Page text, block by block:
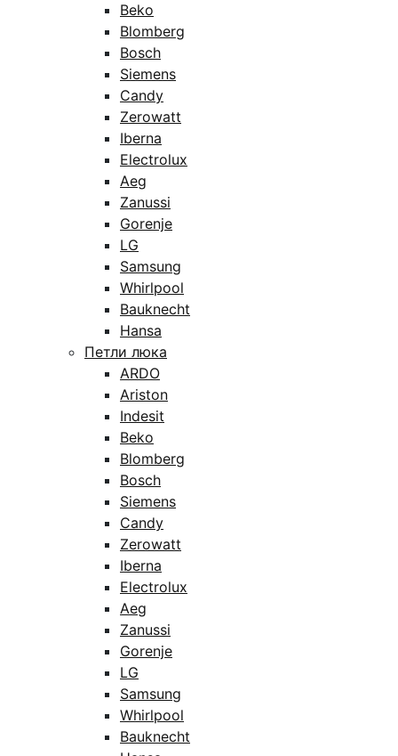
Beko
Blomberg
Bosch
Siemens
Candy
Zerowatt
Iberna
Electrolux
Aeg
Zanussi
Gorenje
LG
Samsung
Whirlpool
Bauknecht
Hansa
Петли люка
ARDO
Ariston
Indesit
Beko
Blomberg
Bosch
Siemens
Candy
Zerowatt
Iberna
Electrolux
Aeg
Zanussi
Gorenje
LG
Samsung
Whirlpool
Bauknecht